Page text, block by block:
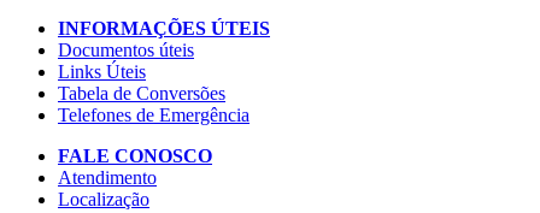
INFORMAÇÕES ÚTEIS
Documentos úteis
Links Úteis
Tabela de Conversões
Telefones de Emergência
FALE CONOSCO
Atendimento
Localização